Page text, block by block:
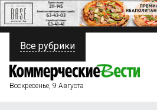
ПОЛИТИКА
ФИНАНСЫ
Все рубрики
Воскресенье, 9 Августа